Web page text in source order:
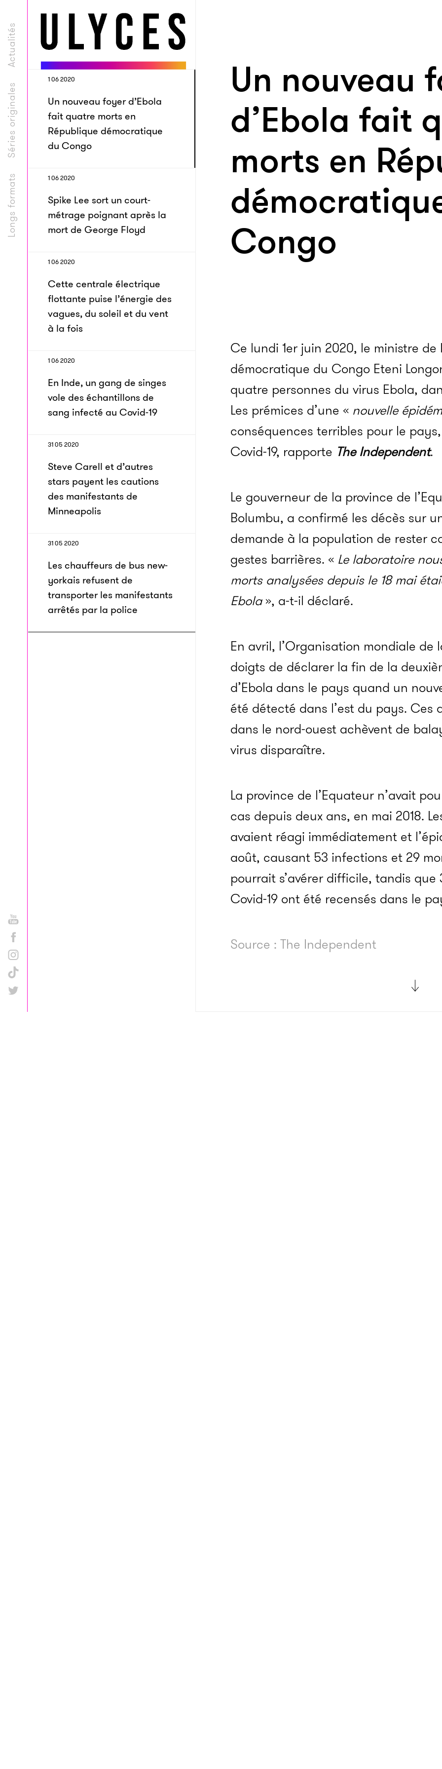
Longs formats
Séries originales
Actualités
1 06 2020
Un nouveau foyer d’Ebola
fait quatre morts en
République démocratique
du Congo
1 06 2020
Spike Lee sort un court-
métrage poignant après la
mort de George Floyd
1 06 2020
Cette centrale électrique
flottante puise l’énergie des
vagues, du soleil et du vent
à la fois
1 06 2020
En Inde, un gang de singes
vole des échantillons de
sang infecté au Covid-19
31 05 2020
Steve Carell et d’autres
stars payent les cautions
des manifestants de
Minneapolis
31 05 2020
Les chauffeurs de bus new-
yorkais refusent de
transporter les manifestants
arrêtés par la police
Un nouveau
d’Ebola fait
morts en
Congo
Ce lundi 1er juin 2020, le ministre
démocratique du Congo Eteni
quatre personnes du virus Ebola,
Les prémices d’une « nouvelle
conséquences terribles pour le
Covid-19, rapporte The Independent.
Le gouverneur de la province de
Bolumbu, a confirmé les décès sur
demande à la population de rester
gestes barrières. « Le laboratoire
morts analysées depuis le 18 mai
Ebola», a-t-il déclaré.
En avril, l’Organisation mondiale
doigts de déclarer la fin de la
d’Ebola dans le pays quand un
été détecté dans l’est du pays. Ces
dans le nord-ouest achèvent de
virus disparaître.
La province de l’Equateur n’avait
cas depuis deux ans, en mai 2018.
avaient réagi immédiatement et
août, causant 53 infections et 29
pourrait s’avérer difficile, tandis que
Covid-19 ont été recensés dans le
Source : The Independent